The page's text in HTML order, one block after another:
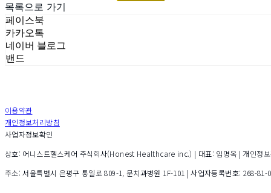
목록으로 가기
페이스북
카카오톡
네이버 블로그
밴드
이용약관
개인정보처리방침
사업자정보확인
상호: 어니스트헬스케어 주식회사(Honest Healthcare inc.) | 대표: 임명옥 | 개인
주소: 서울특별시 은평구 통일로 809-1, 문치과병원 1F-101 | 사업자등록번호: 268-81-